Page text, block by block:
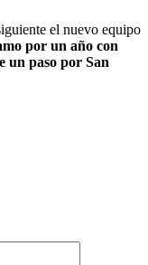
el nuevo equipo
por un año con
un paso por San